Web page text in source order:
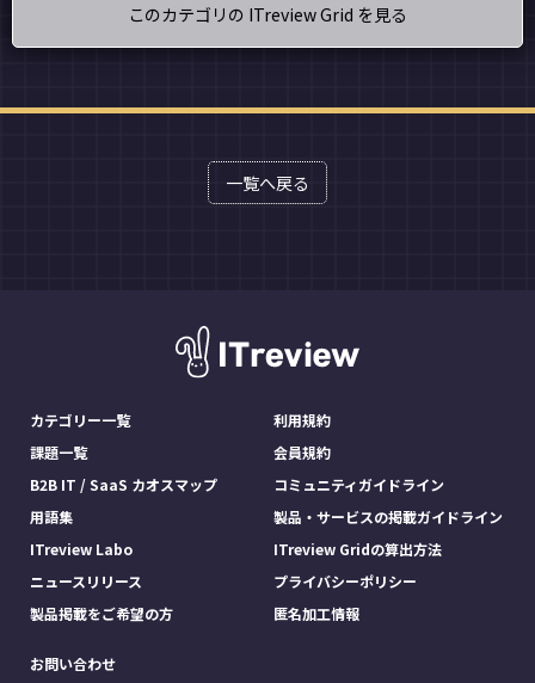
このカテゴリの ITreview Grid を見る
一覧へ戻る
カテゴリー一覧
課題一覧
B2B IT / SaaS カオスマップ
用語集
ITreview Labo
ニュースリリース
製品掲載をご希望の方
利用規約
会員規約
コミュニティガイドライン
製品・サービスの掲載ガイドライン
ITreview Gridの算出方法
プライバシーポリシー
匿名加工情報
お問い合わせ